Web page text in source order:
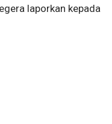
laporkan kepada